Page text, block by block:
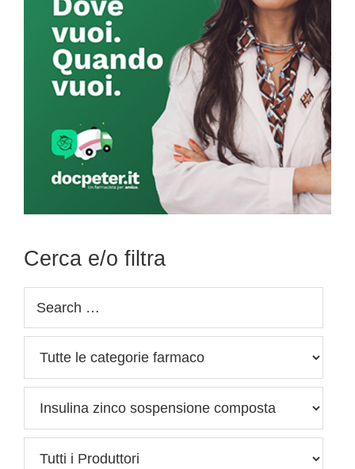
Cerca e/o filtra